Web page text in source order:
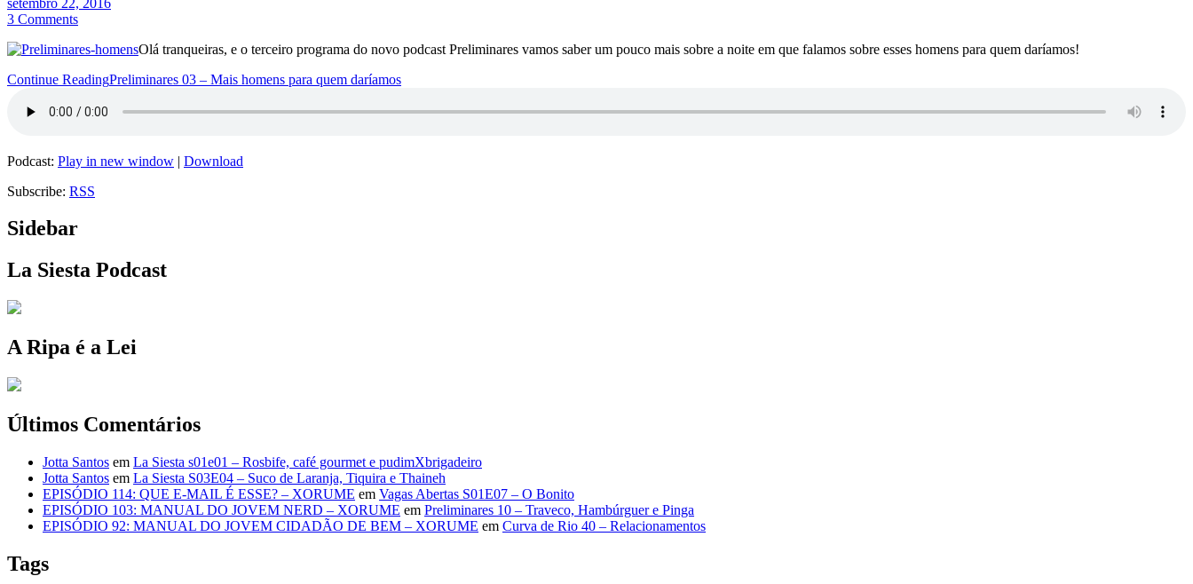
3 Comments
Olá tranqueiras, e o terceiro programa do novo podcast Preliminares vamos saber um pouco mais sobre a noite em que falamos sobre esses homens para quem daríamos!
Continue ReadingPreliminares 03 – Mais homens para quem daríamos
Podcast: Play in new window | Download
Subscribe: RSS
Sidebar
La Siesta Podcast
A Ripa é a Lei
Últimos Comentários
Jotta Santos em La Siesta s01e01 – Rosbife, café gourmet e pudimXbrigadeiro
Jotta Santos em La Siesta S03E04 – Suco de Laranja, Tiquira e Thaineh
EPISÓDIO 114: QUE E-MAIL É ESSE? – XORUME em Vagas Abertas S01E07 – O Bonito
EPISÓDIO 103: MANUAL DO JOVEM NERD – XORUME em Preliminares 10 – Traveco, Hambúrguer e Pinga
EPISÓDIO 92: MANUAL DO JOVEM CIDADÃO DE BEM – XORUME em Curva de Rio 40 – Relacionamentos
Tags